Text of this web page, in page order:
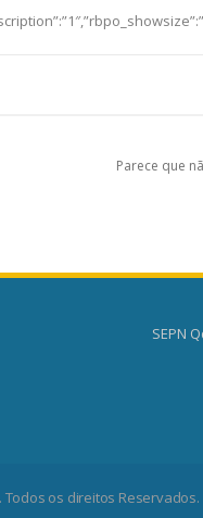
Parece que
SEPN
Todos os direitos Reservados.